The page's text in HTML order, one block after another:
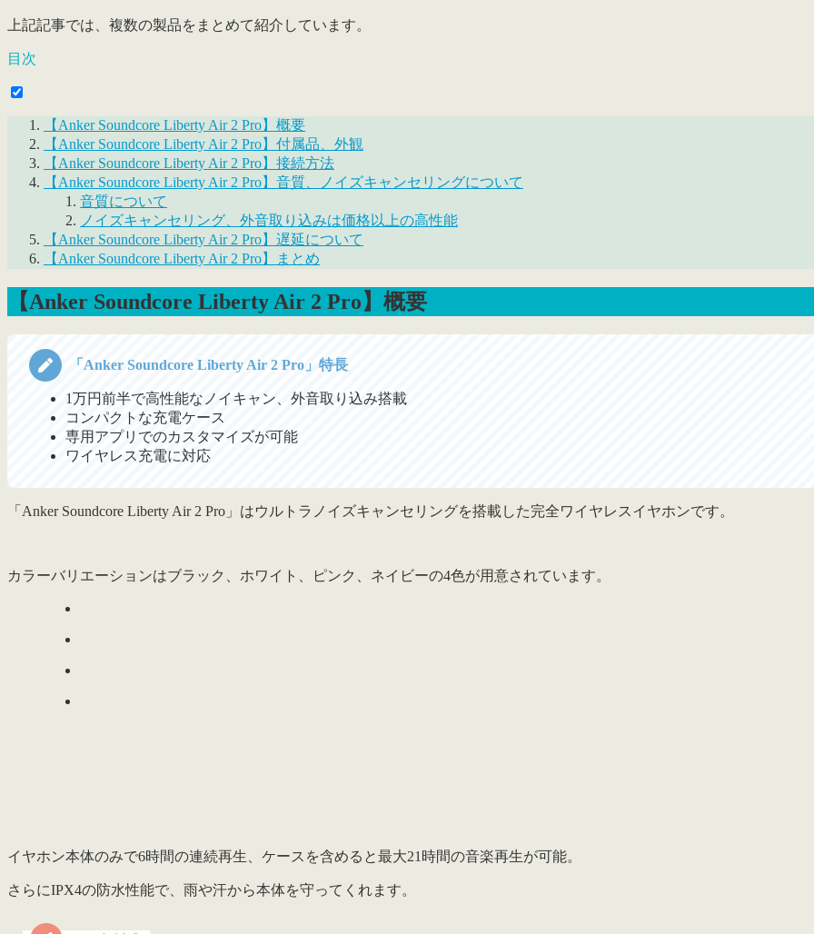
上記記事では、複数の製品をまとめて紹介しています。
目次
【Anker Soundcore Liberty Air 2 Pro】概要
【Anker Soundcore Liberty Air 2 Pro】付属品、外観
【Anker Soundcore Liberty Air 2 Pro】接続方法
【Anker Soundcore Liberty Air 2 Pro】音質、ノイズキャンセリングについて
音質について
ノイズキャンセリング、外音取り込みは価格以上の高性能
【Anker Soundcore Liberty Air 2 Pro】遅延について
【Anker Soundcore Liberty Air 2 Pro】まとめ
【Anker Soundcore Liberty Air 2 Pro】概要
「Anker Soundcore Liberty Air 2 Pro」特長
1万円前半で高性能なノイキャン、外音取り込み搭載
コンパクトな充電ケース
専用アプリでのカスタマイズが可能
ワイヤレス充電に対応
「Anker Soundcore Liberty Air 2 Pro」はウルトラノイズキャンセリングを搭載した完全ワイヤレスイヤホンです。
カラーバリエーションはブラック、ホワイト、ピンク、ネイビーの4色が用意されています。
イヤホン本体のみで6時間の連続再生、ケースを含めると最大21時間の音楽再生が可能。
さらにIPX4の防水性能で、雨や汗から本体を守ってくれます。